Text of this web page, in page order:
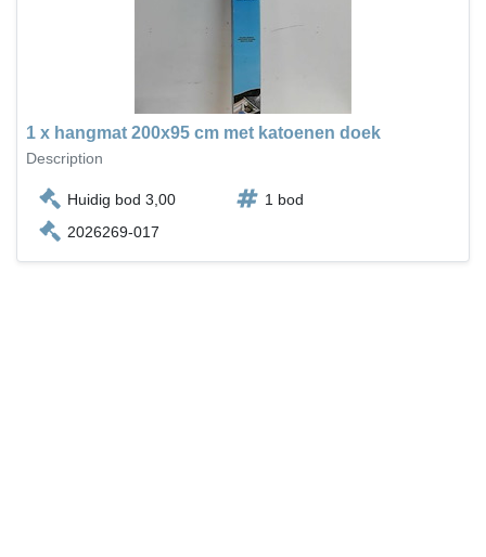
1 x hangmat 200x95 cm met katoenen doek
Description
Huidig bod 3,00
1 bod
2026269-017